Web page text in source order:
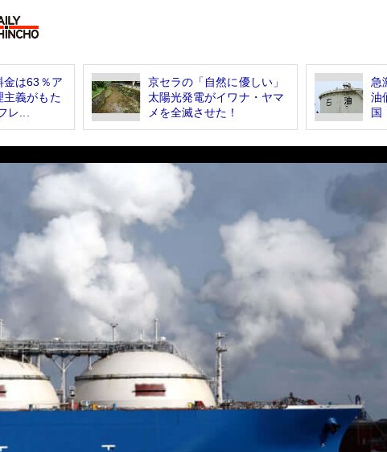
金は63％ア
義がもた
レ...
京セラの「自然に優しい」
太陽光発電がイワナ・ヤマ
メを全滅させた！
急
油
国